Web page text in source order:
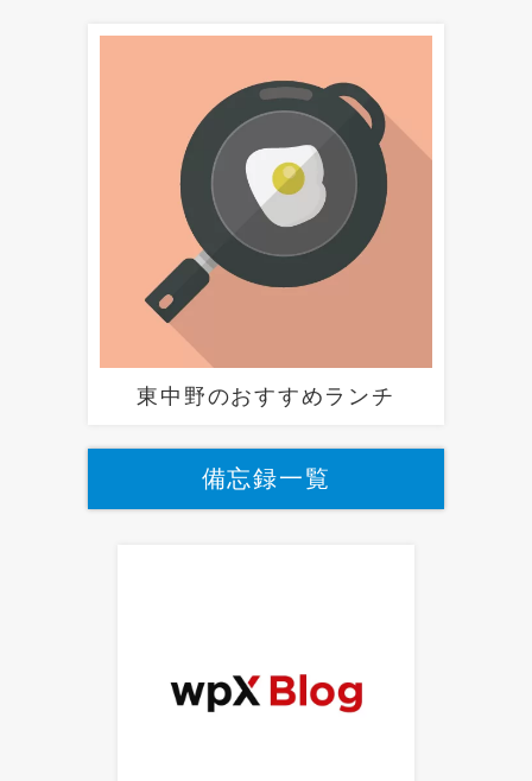
東中野のおすすめランチ
備忘録一覧